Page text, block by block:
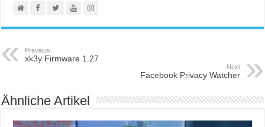
Previous
xk3y Firmware 1.27
Next
Facebook Privacy Watcher
Ähnliche Artikel